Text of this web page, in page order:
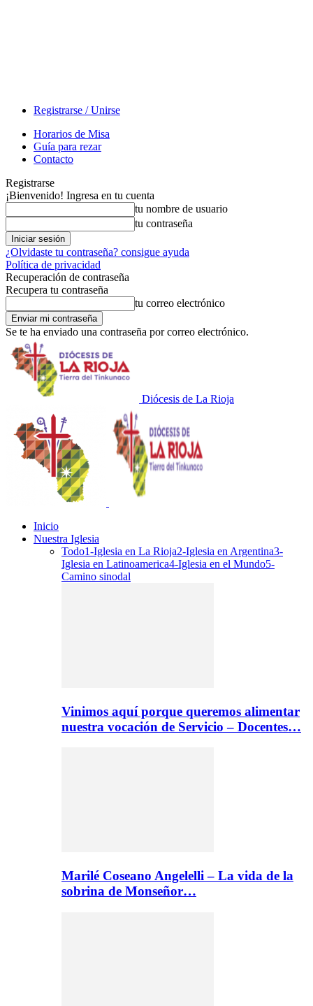
Registrarse / Unirse
Horarios de Misa
Guía para rezar
Contacto
Registrarse
¡Bienvenido! Ingresa en tu cuenta
tu nombre de usuario
tu contraseña
¿Olvidaste tu contraseña? consigue ayuda
Política de privacidad
Recuperación de contraseña
Recupera tu contraseña
tu correo electrónico
Se te ha enviado una contraseña por correo electrónico.
Diócesis de La Rioja
Inicio
Nuestra Iglesia
Todo1-Iglesia en La Rioja2-Iglesia en Argentina3-
Iglesia en Latinoamerica4-Iglesia en el Mundo5-
Camino sinodal
Vinimos aquí porque queremos alimentar
nuestra vocación de Servicio – Docentes…
Marilé Coseano Angelelli – La vida de la
sobrina de Monseñor…